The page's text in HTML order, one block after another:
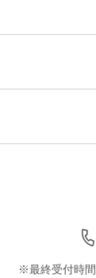
※最終受付時間